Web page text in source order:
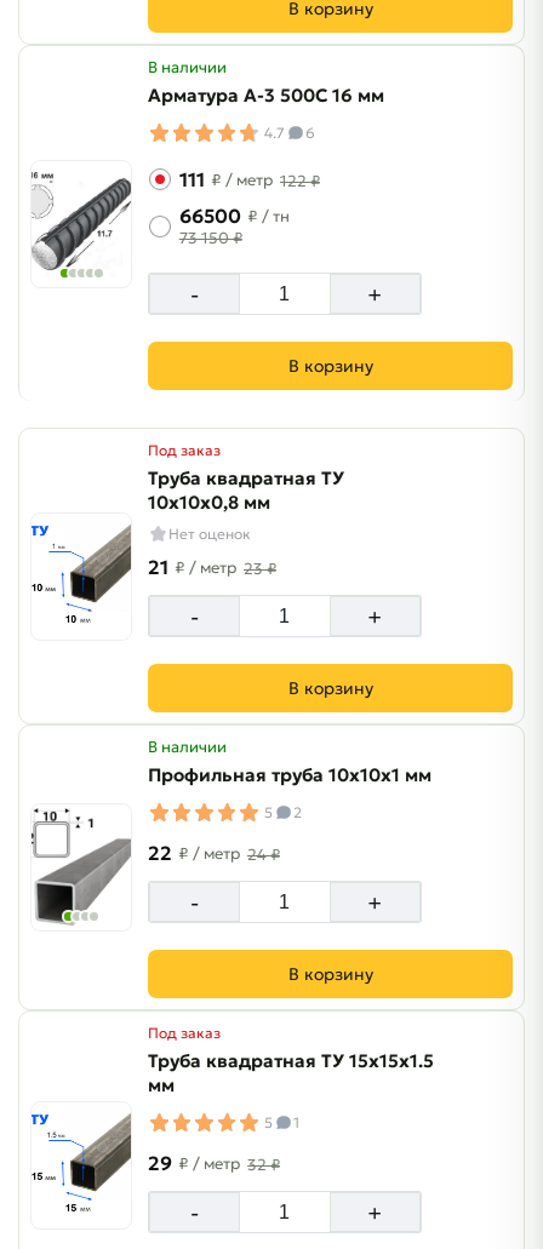
В корзину
В наличии
Арматура A-3 500C 16 мм
4.7 6
111 ₽ / метр 122 ₽
66500 ₽ / тн
73 150 ₽
- +
В корзину
Под заказ
Труба квадратная ТУ
10х10х0,8 мм
Нет оценок
21 ₽ / метр 23 ₽
- +
В корзину
В наличии
Профильная труба 10х10х1 мм
5 2
22 ₽ / метр 24 ₽
- +
В корзину
Под заказ
Труба квадратная ТУ 15х15х1.5
мм
5 1
29 ₽ / метр 32 ₽
- +